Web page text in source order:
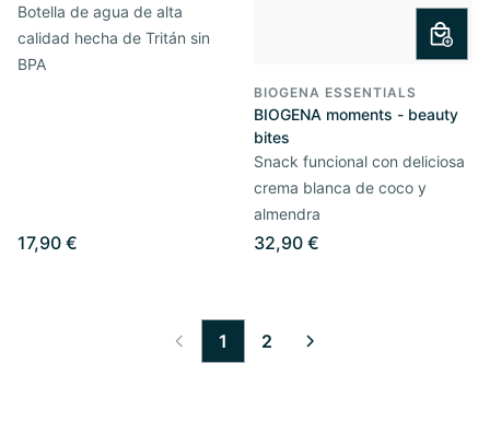
Botella de agua de alta
calidad hecha de Tritán sin
BPA
17,90 €
BIOGENA ESSENTIALS
BIOGENA moments - beauty
bites
Snack funcional con deliciosa
crema blanca de coco y
almendra
32,90 €
1 2